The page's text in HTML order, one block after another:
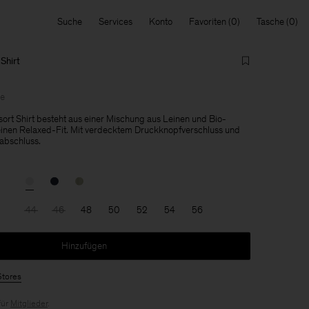
Suche Services Konto Favoriten Tasche
Shirt besteht aus einer Mischung aus Leinen und Bio-
Relaxed-Fit. Mit verdecktem Druckknopfverschluss und
44 46 48 50 52 54 56
Hinzufügen
Mitglieder.